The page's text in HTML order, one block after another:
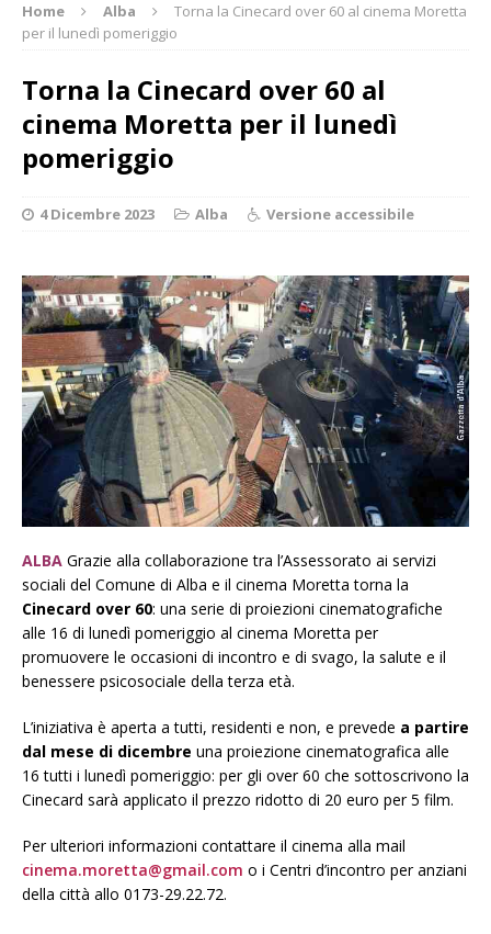
Home Alba
Torna la Cinecard over 60 al cinema Moretta
per il lunedì pomeriggio
Torna la Cinecard over 60 al
cinema Moretta per il lunedì
pomeriggio
4 Dicembre 2023 Alba Versione accessibile
ALBA Grazie alla collaborazione tra l’Assessorato ai servizi
sociali del Comune di Alba e il cinema Moretta torna la
Cinecard over 60: una serie di proiezioni cinematografiche
alle 16 di lunedì pomeriggio al cinema Moretta per
promuovere le occasioni di incontro e di svago, la salute e il
benessere psicosociale della terza età.
L’iniziativa è aperta a tutti, residenti e non, e prevede a partire
dal mese di dicembre una proiezione cinematografica alle
16 tutti i lunedì pomeriggio: per gli over 60 che sottoscrivono la
Cinecard sarà applicato il prezzo ridotto di 20 euro per 5 film.
Per ulteriori informazioni contattare il cinema alla mail
cinema.moretta@gmail.com o i Centri d’incontro per anziani
della città allo 0173-29.22.72.